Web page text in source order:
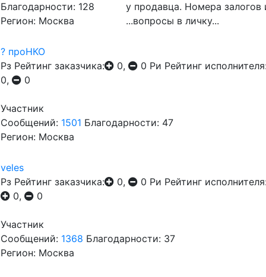
Благодарности: 128
Регион: Москва
у продавца. Номера залогов
...вопросы в личку...
? проНКО
Рз Рейтинг заказчика: 0, 0 Ри Рейтинг
0,
0
Участник
Сообщений: 1501 Благодарности: 47
Регион: Москва
veles
Рз Рейтинг заказчика: 0, 0 Ри Рейтинг
0,
0
Участник
Сообщений: 1368 Благодарности: 37
Регион: Москва